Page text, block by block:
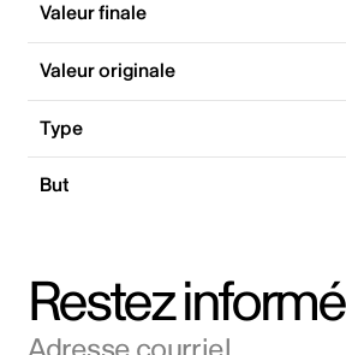
Valeur finale
Valeur originale
Type
But
Restez informé